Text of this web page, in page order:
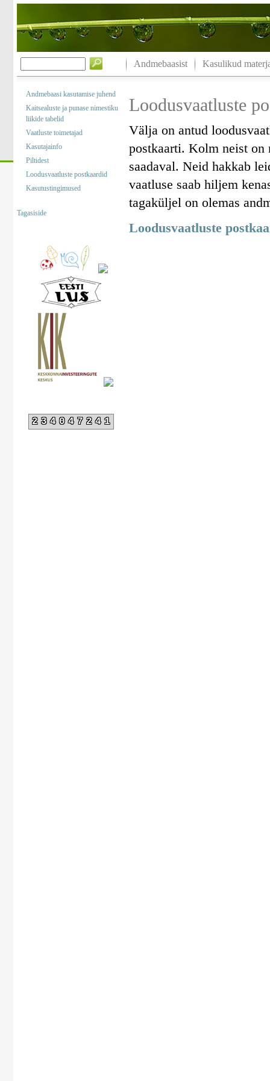
Andmebaasist Kasulikud
Andmebaasi kasutamise juhend
Kaitsealuste ja punase nimestiku
liikide tabelid
Vaatluste toimetajad
Kasutajainfo
Piltidest
Loodusvaatluste postkaardid
Kasutustingimused
Tagasiside
234047241
Loodusvaatluste
Välja on antud
postkaarti. Kolm neist on
saadaval. Neid hakkab
vaatluse saab hiljem
tagaküljel on olemas
Loodusvaatluste